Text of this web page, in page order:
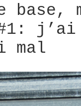
base,
j’ai
mal